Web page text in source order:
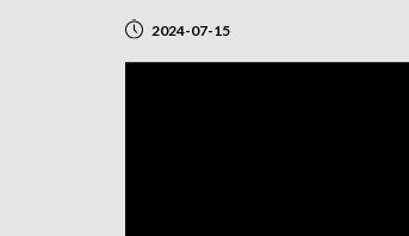
2024-07-15